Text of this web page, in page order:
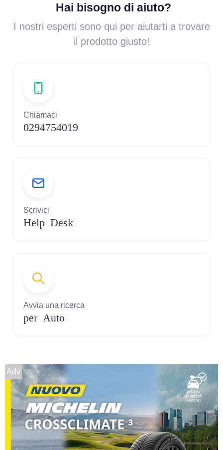
Hai bisogno di aiuto?
I nostri esperti sono qui per aiutarti a trovare
il prodotto giusto!
Chiamaci
0294754019
Scrivici
Help Desk
Avvia una ricerca
per Auto
Adv